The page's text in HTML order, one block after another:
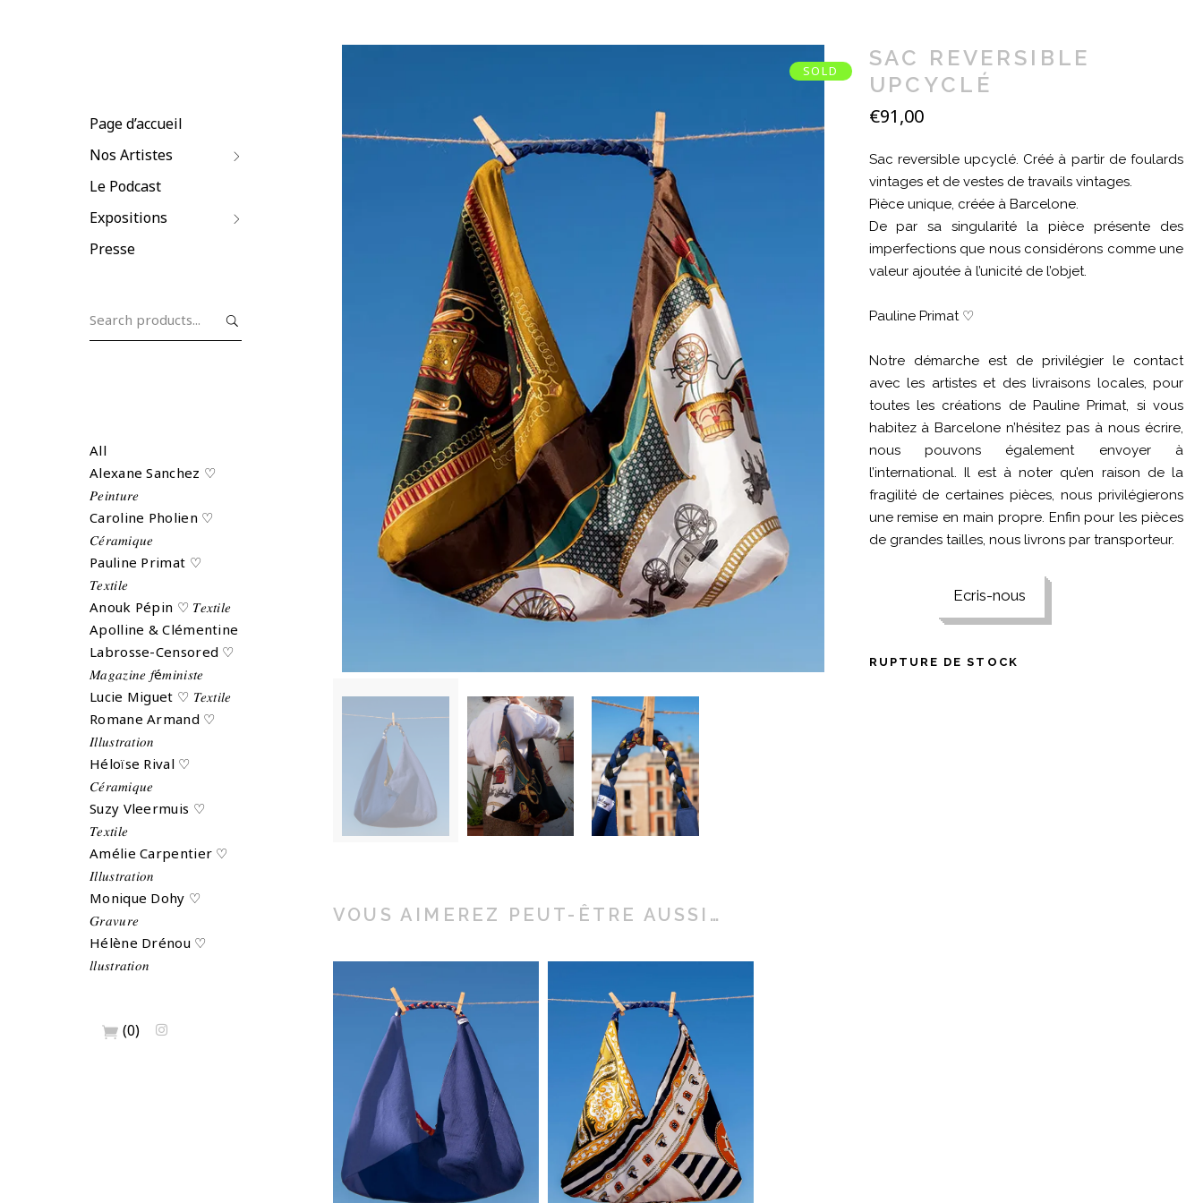
Page d’accueil
Nos Artistes
Le Podcast
Expositions
Presse
All
Alexane Sanchez ♡
𝑃𝑒𝑖𝑛𝑡𝑢𝑟𝑒
Caroline Pholien ♡
𝐶𝑒́𝑟𝑎𝑚𝑖𝑞𝑢𝑒
Pauline Primat ♡
𝑇𝑒𝑥𝑡𝑖𝑙𝑒
Anouk Pépin ♡ 𝑇𝑒𝑥𝑡𝑖𝑙𝑒
Apolline & Clémentine
Labrosse-Censored ♡
𝑀𝑎𝑔𝑎𝑧𝑖𝑛𝑒 𝑓é𝑚𝑖𝑛𝑖𝑠𝑡𝑒
Lucie Miguet ♡ 𝑇𝑒𝑥𝑡𝑖𝑙𝑒
Romane Armand ♡
𝐼𝑙𝑙𝑢𝑠𝑡𝑟𝑎𝑡𝑖𝑜𝑛
Héloïse Rival ♡
𝐶𝑒́𝑟𝑎𝑚𝑖𝑞𝑢𝑒
Suzy Vleermuis ♡
𝑇𝑒𝑥𝑡𝑖𝑙𝑒
Amélie Carpentier ♡
𝐼𝑙𝑙𝑢𝑠𝑡𝑟𝑎𝑡𝑖𝑜𝑛
Monique Dohy ♡
𝐺𝑟𝑎𝑣𝑢𝑟𝑒
Hélène Drénou ♡
𝑙𝑙𝑢𝑠𝑡𝑟𝑎𝑡𝑖𝑜𝑛
(0)
SOLD
SAC REVERSIBLE
UPCYCLÉ
€91,00
Sac reversible upcyclé. Créé à partir de foulards
vintages et de vestes de travails vintages.
Pièce unique, créée à Barcelone.
De par sa singularité la pièce présente des
imperfections que nous considérons comme une
valeur ajoutée à l’unicité de l’objet.
Pauline Primat ♡
Notre démarche est de privilégier le contact
avec les artistes et des livraisons locales, pour
toutes les créations de Pauline Primat, si vous
habitez à Barcelone n’hésitez pas à nous écrire,
nous pouvons également envoyer à
l’international. Il est à noter qu’en raison de la
fragilité de certaines pièces, nous privilégierons
une remise en main propre. Enfin pour les pièces
de grandes tailles, nous livrons par transporteur.
Ecris-nous
RUPTURE DE STOCK
VOUS AIMEREZ PEUT-ÊTRE AUSSI…
SAC
REVERSIBLE
UPCYCLÉ
€ 91,00
Ajouter au
panier
REVERSIBLE
UPCYCLÉ
€91,00
Ajouter au
panier